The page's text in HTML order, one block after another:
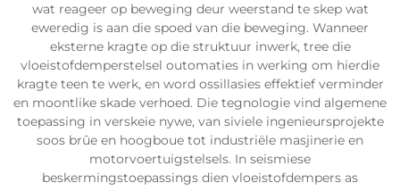
wat reageer op beweging deur weerstand te skep wat
eweredig is aan die spoed van die beweging. Wanneer
eksterne kragte op die struktuur inwerk, tree die
vloeistofdemperstelsel outomaties in werking om hierdie
kragte teen te werk, en word ossillasies effektief verminder
en moontlike skade verhoed. Die tegnologie vind algemene
toepassing in verskeie nywe, van siviele ingenieursprojekte
soos brûe en hoogboue tot industriële masjinerie en
motorvoertuigstelsels. In seismiese
beskermingstoepassings dien vloeistofdempers as